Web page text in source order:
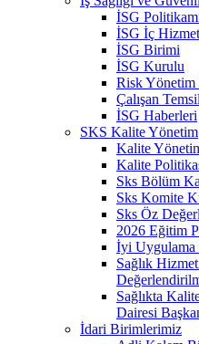
İSG
İSG İç
İSG Birimi
İSG Kurulu
Risk Yönetim
Çalışan
İSG Haberleri
SKS Kalite Yönetim
Kalite
Kalite
Sks Bölüm
Sks Komite
Sks Öz
2026 Eğitim
İyi Uygulama
Sağlık
Sağlıkta
Dairesi
İdari Birimlerimiz